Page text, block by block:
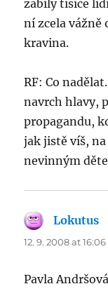
zabily tisíce
ní zcela vážně
kravina.
RF: Co
navrch hlavy,
propagandu,
jak jistě víš,
nevinným
Lokutus
12. 9. 2008 at 16:06
Pavla